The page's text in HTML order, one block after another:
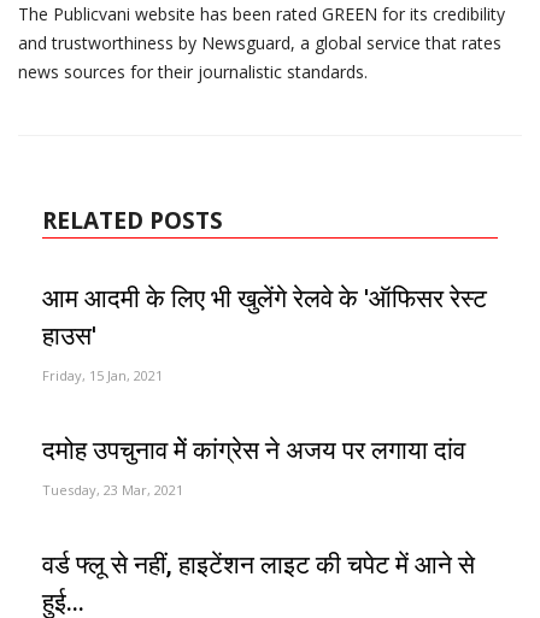
The Publicvani website has been rated GREEN for its credibility
and trustworthiness by Newsguard, a global service that rates
news sources for their journalistic standards.
RELATED POSTS
आम आदमी के लिए भी खुलेंगे रेलवे के 'ऑफिसर रेस्ट
हाउस'
Friday, 15 Jan, 2021
दमोह उपचुनाव मेें कांग्रेस ने अजय पर लगाया दांव
Tuesday, 23 Mar, 2021
वर्ड फ्लू से नहीं, हाइटेंशन लाइट की चपेट में आने से
हुई...